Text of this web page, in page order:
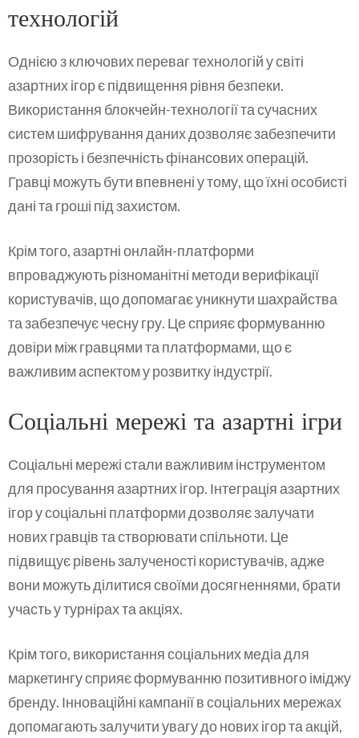
технологій
Однією з ключових переваг технологій у світі
азартних ігор є підвищення рівня безпеки.
Використання блокчейн-технології та сучасних
систем шифрування даних дозволяє забезпечити
прозорість і безпечність фінансових операцій.
Гравці можуть бути впевнені у тому, що їхні особисті
дані та гроші під захистом.
Крім того, азартні онлайн-платформи
впроваджують різноманітні методи верифікації
користувачів, що допомагає уникнути шахрайства
та забезпечує чесну гру. Це сприяє формуванню
довіри між гравцями та платформами, що є
важливим аспектом у розвитку індустрії.
Соціальні мережі та азартні ігри
Соціальні мережі стали важливим інструментом
для просування азартних ігор. Інтеграція азартних
ігор у соціальні платформи дозволяє залучати
нових гравців та створювати спільноти. Це
підвищує рівень залученості користувачів, адже
вони можуть ділитися своїми досягненнями, брати
участь у турнірах та акціях.
Крім того, використання соціальних медіа для
маркетингу сприяє формуванню позитивного іміджу
бренду. Інноваційні кампанії в соціальних мережах
допомагають залучити увагу до нових ігор та акцій,